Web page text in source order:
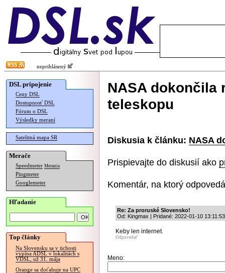
neprihlásený
DSL pripojenie
Ceny DSL
Dostupnosť DSL
Fórum o DSL
Výsledky meraní
Satelitná mapa SR
Merače
Speedmeter Merania
Pingmeter
Googlemeter
Hľadanie
Top články
Na Slovensku sa v tichosti
vypína ADSL v lokalitách s
VDSL, už 31. mája
Orange sa doťahuje na UPC
NASA dokončila
teleskopu
Diskusia k článku: NASA
Prispievajte do diskusií ako
Komentár, na ktorý
Re: Za proruské Slovensko!
Od: Kingmax | Pridané: 2022-01-10 13:11:53
Keby len internet.
Odpovedať
Meno: